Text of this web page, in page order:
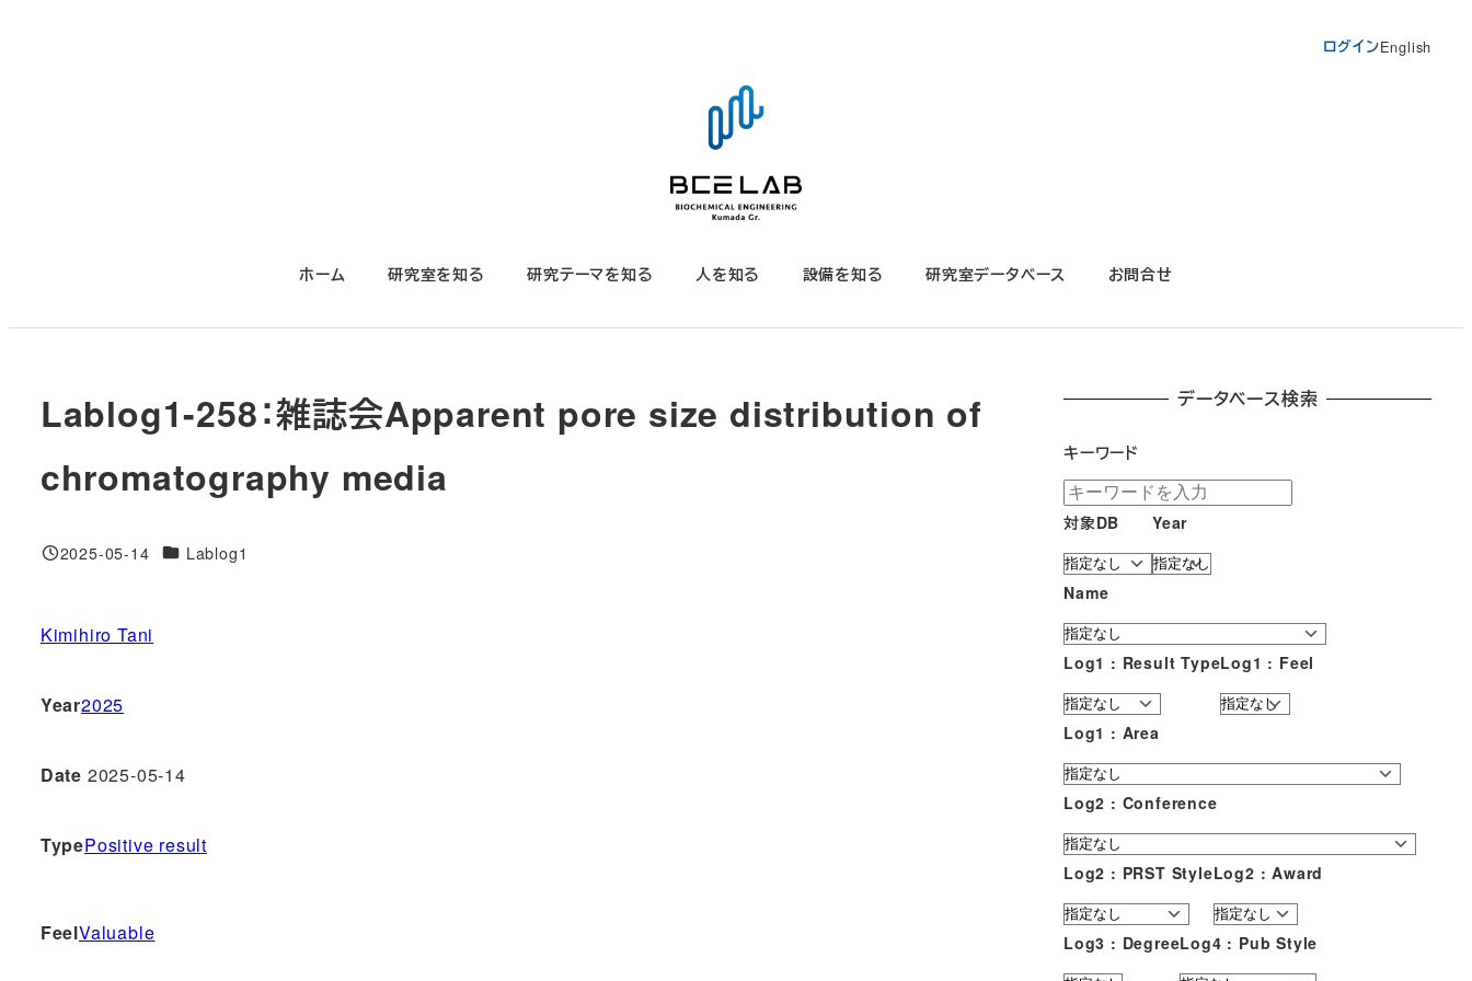
ログインEnglish
ホーム 研究室を知る 研究テーマを知る 人を知る 設備を知る 研究室データベース お問合せ
Lablog1-258：雑誌会Apparent pore size distribution of
chromatography media
投稿日
2025-05-14 対象DBLablog1
Kimihiro Tani
Year2025
Date 2025-05-14
TypePositive result
FeelValuable
データベース検索
キーワード
対象DB Year
Name
Log1 : Result TypeLog1 : Feel
Log1 : Area
Log2 : Conference
Log2 : PRST StyleLog2 : Award
Log3 : DegreeLog4 : Pub Style